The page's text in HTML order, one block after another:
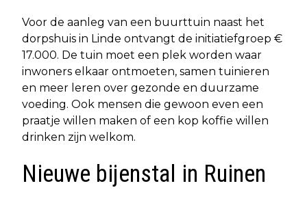
Voor de aanleg van een buurttuin naast het
dorpshuis in Linde ontvangt de initiatiefgroep €
17.000. De tuin moet een plek worden waar
inwoners elkaar ontmoeten, samen tuinieren
en meer leren over gezonde en duurzame
voeding. Ook mensen die gewoon even een
praatje willen maken of een kop koffie willen
drinken zijn welkom.
Nieuwe bijenstal in Ruinen